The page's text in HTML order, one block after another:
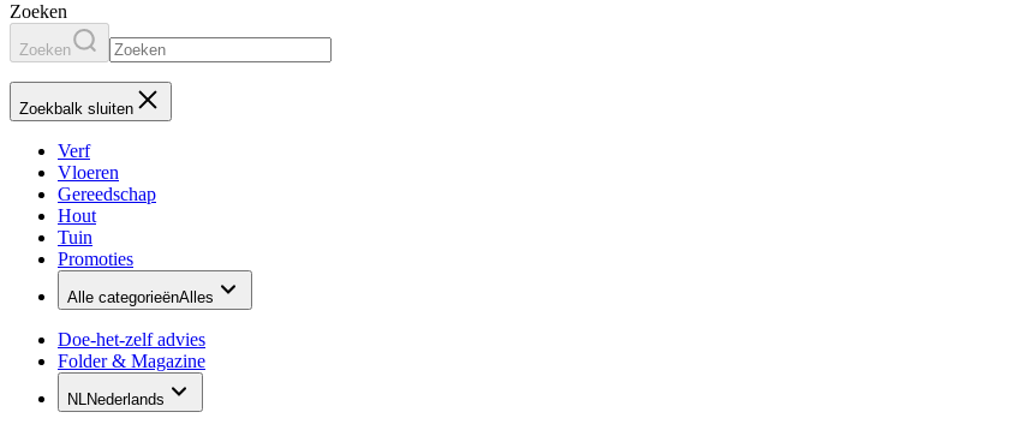
Zoeken
Zoeken
Zoekbalk sluiten
Verf
Vloeren
Gereedschap
Hout
Tuin
Promoties
Alle categorieënAlles
Doe-het-zelf advies
Folder & Magazine
NLNederlands